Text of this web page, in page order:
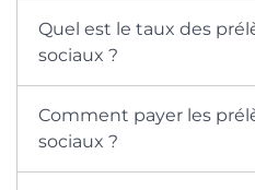
Quel est le taux des
sociaux ?
Comment payer les
sociaux ?